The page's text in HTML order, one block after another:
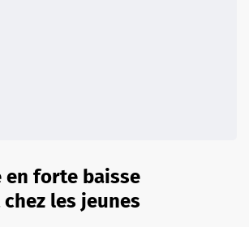
en forte baisse
les jeunes